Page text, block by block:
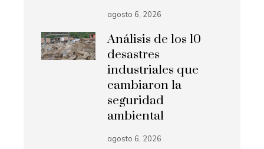
agosto 6, 2026
Análisis de los 10
desastres
industriales que
cambiaron la
seguridad
ambiental
agosto 6, 2026